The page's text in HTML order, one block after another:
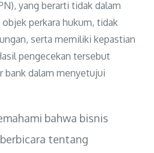
yang berarti tidak dalam
perkara hukum, tidak
serta memiliki kepastian
pengecekan tersebut
bank dalam menyetujui
bahwa bisnis
tentang